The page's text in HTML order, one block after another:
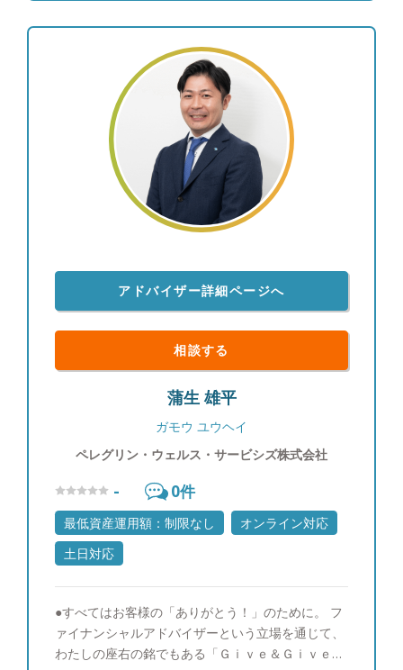
アドバイザー詳細ページへ
相談する
蒲生 雄平
ガモウ ユウヘイ
ペレグリン・ウェルス・サービシズ株式会社
- 0件
最低資産運用額：制限なし
オンライン対応
土日対応
●すべてはお客様の「ありがとう！」のために。 フ
ァイナンシャルアドバイザーという立場を通じて、
わたしの座右の銘でもある「Ｇｉｖｅ＆Ｇｉｖｅ」